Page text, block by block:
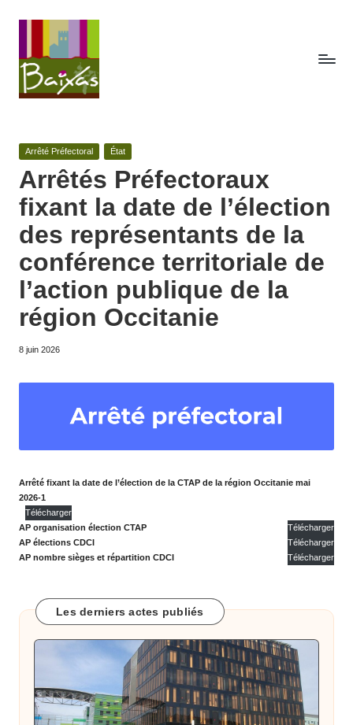
content
c
t
e
s
d
e
la
c
o
m
u
e
d
e
ai
toute
publicité
des
actes
de
la
commune
de
Baixas.
Posted
Arrêté Préfectoral État
Arrêtés Préfectoraux
fixant la date de l’élection
des représentants de la
conférence territoriale de
l’action publique de la
région Occitanie
8 juin 2026
Arrêté fixant la date de l’élection de la CTAP de la région Occitanie mai
2026-1
Télécharger
AP organisation élection CTAP
Télécharger
AP élections CDCI
Télécharger
AP nombre sièges et répartition CDCI
Télécharger
Les derniers actes publiés